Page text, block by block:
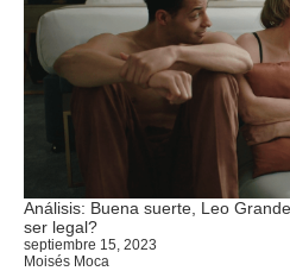
Análisis: Buena suerte, Leo
ser legal?
septiembre 15, 2023
Moisés Moca